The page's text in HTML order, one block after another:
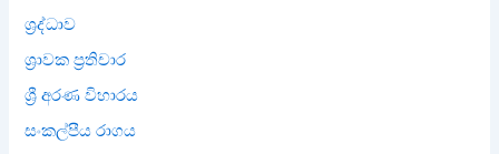
ශ්‍රද්ධාව
ශ්‍රාවක ප්‍රතිචාර
ශ්‍රී අරණ විහාරය
සංකල්පීය රාගය